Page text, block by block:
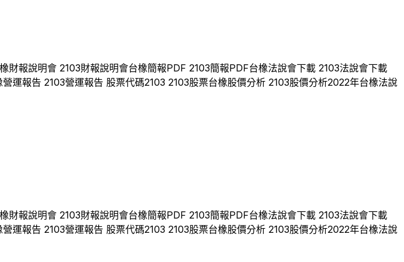
財報說明會 2103財報說明會台橡簡報PDF 2103簡報PDF台橡法說會下載 2103法說會下載
營運報告 2103營運報告 股票代碼2103 2103股票台橡股價分析 2103股價分析2022年台橡法說
財報說明會 2103財報說明會台橡簡報PDF 2103簡報PDF台橡法說會下載 2103法說會下載
營運報告 2103營運報告 股票代碼2103 2103股票台橡股價分析 2103股價分析2022年台橡法說